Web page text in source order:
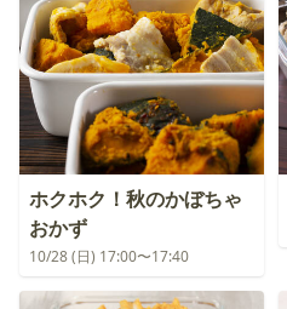
ホクホク！秋のかぼちゃ
おかず
10/28 (日) 17:00〜17:40